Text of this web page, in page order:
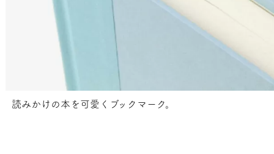
読みかけの本を可愛くブックマーク。